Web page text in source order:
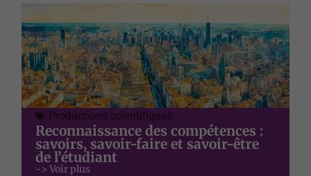
Productions scientifiques
Reconnaissance des compétences :
savoirs, savoir-faire et savoir-être
de l’étudiant
-> Voir plus